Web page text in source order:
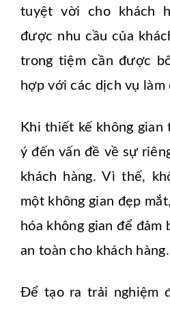
tuyệt vời cho khách
được nhu cầu của
trong tiệm cần được
hợp với các dịch vụ làm
Khi thiết kế không
ý đến vấn đề về sự
khách hàng. Vì thế,
một không gian đẹp
hóa không gian để đảm
an toàn cho khách hàng.
Để tạo ra trải nghiệm